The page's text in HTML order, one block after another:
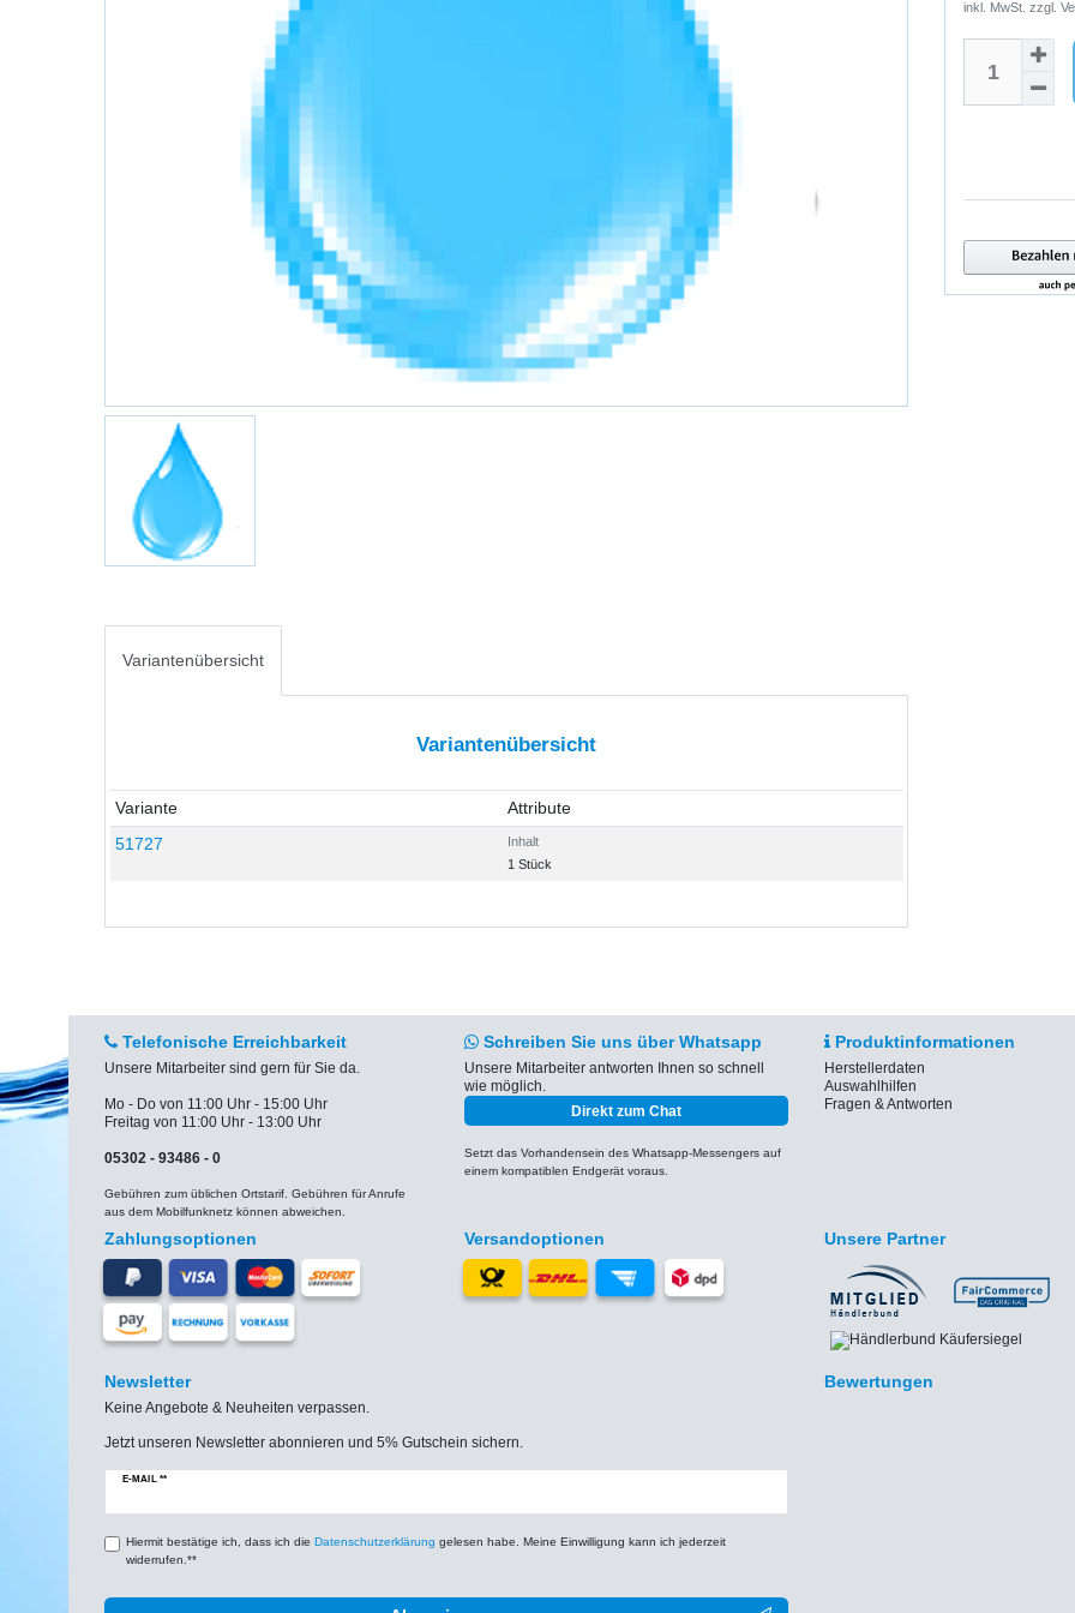
inkl. MwSt. zzgl.
Variantenübersicht
Variantenübersicht
Variante
Attribute
51727
Inhalt
1 Stück
Telefonische Erreichbarkeit
Unsere Mitarbeiter sind gern für Sie da.
Mo - Do von 11:00 Uhr - 15:00 Uhr
Freitag von 11:00 Uhr - 13:00 Uhr
05302 - 93486 - 0
Gebühren zum üblichen Ortstarif. Gebühren für Anrufe
aus dem Mobilfunknetz können abweichen.
Schreiben Sie uns über Whatsapp
Unsere Mitarbeiter antworten Ihnen so schnell
wie möglich.
Direkt zum Chat
Setzt das Vorhandensein des Whatsapp-Messengers auf
einem kompatiblen Endgerät voraus.
Produktinformationen
Herstellerdaten
Auswahlhilfen
Fragen & Antworten
Zahlungsoptionen Versandoptionen Unsere Partner
Newsletter
Keine Angebote & Neuheiten verpassen.
Jetzt unseren Newsletter abonnieren und 5% Gutschein sichern.
E-MAIL **
Newsletter
Hiermit bestätige ich, dass ich die Daten­schutz­erklärung gelesen habe. Meine Einwilligung kann ich jederzeit
widerrufen.**
Bewertungen